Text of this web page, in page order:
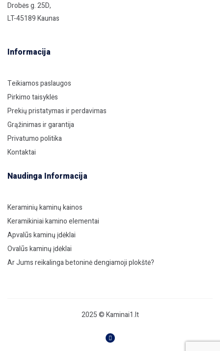
Drobės g. 25D,
LT-45189 Kaunas
Informacija
Teikiamos paslaugos
Pirkimo taisyklės
Prekių pristatymas ir perdavimas
Grąžinimas ir garantija
Privatumo politika
Kontaktai
Naudinga Informacija
Keraminių kaminų kainos
Keramikiniai kamino elementai
Apvalūs kaminų įdėklai
Ovalūs kaminų įdėklai
Ar Jums reikalinga betoninė dengiamoji plokštė?
2025 © Kaminai1.lt